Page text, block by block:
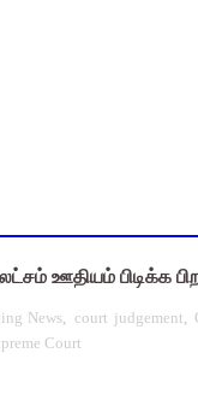
அரை நாள் சுழற்சி
கிளை முக்கிய
ஊதியம் பிடிக்க
News, court judgement,
Court